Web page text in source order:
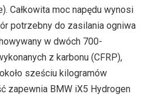
Całkowita moc napędu wynosi
potrzebny do zasilania ogniwa
w dwóch 700-
z karbonu (CFRP),
sześciu kilogramów
zapewnia BMW iX5 Hydrogen